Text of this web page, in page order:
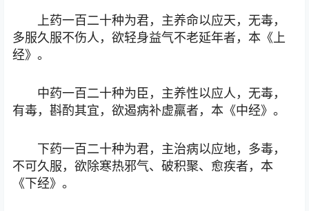
上药一百二十种为君，主养命以应天，无毒，
多服久服不伤人，欲轻身益气不老延年者，本《上
经》。
中药一百二十种为臣，主养性以应人，无毒，
有毒，斟酌其宜，欲遏病补虚羸者，本《中经》。
下药一百二十种为君，主治病以应地，多毒，
不可久服，欲除寒热邪气、破积聚、愈疾者，本
《下经》。